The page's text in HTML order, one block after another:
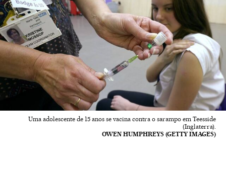
Uma adolescente de 15 anos se vacina contra o sarampo em Teesside
(Inglaterra).
OWEN HUMPHREYS (GETTY IMAGES)